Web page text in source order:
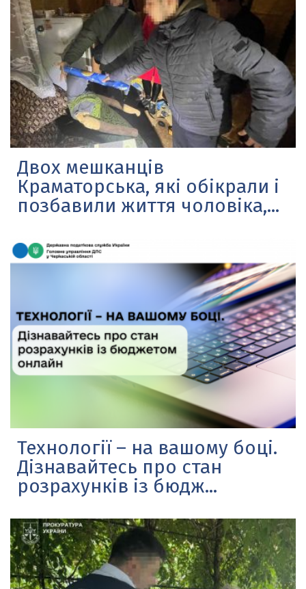
Двох мешканців
Краматорська, які обікрали і
позбавили життя чоловіка,...
Технології – на вашому боці.
Дізнавайтесь про стан
розрахунків із бюдж...